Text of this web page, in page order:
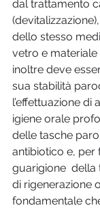
dal trattamento
dello stesso
vetro e
inoltre deve
sua stabilità
l’effettuazione di
igiene orale
delle tasche
antibiotico e, per
guarigione  della
di rigenerazione
fondamentale